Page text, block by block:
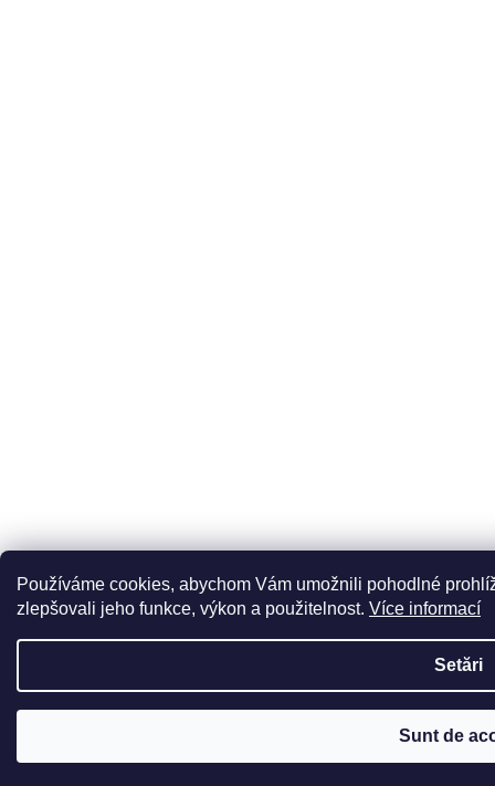
Používáme cookies, abychom Vám umožnili pohodlné
zlepšovali jeho funkce, výkon a použitelnost. Více informací
Setări
Sunt de